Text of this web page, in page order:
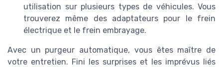
utilisation sur plusieurs types de véhicules. Vous
trouverez même des adaptateurs pour le frein
électrique et le frein embrayage.
Avec un purgeur automatique, vous êtes maître de
votre entretien. Fini les surprises et les imprévus liés